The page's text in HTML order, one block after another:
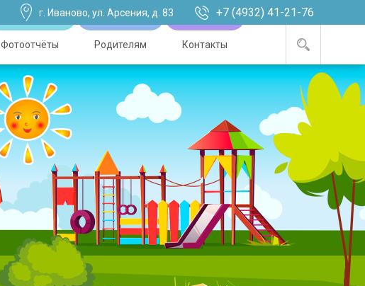
г. Иваново, ул. Арсения, д. 83 +7 (4932) 41-21-76
Фотоотчёты Родителям Контакты